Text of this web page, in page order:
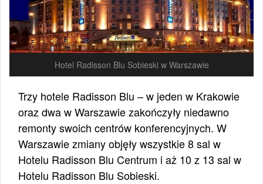
Hotel Radisson Blu Sobieski w Warszawie
Trzy hotele Radisson Blu – w jeden w Krakowie
oraz dwa w Warszawie zakończyły niedawno
remonty swoich centrów konferencyjnych. W
Warszawie zmiany objęły wszystkie 8 sal w
Hotelu Radisson Blu Centrum i aż 10 z 13 sal w
Hotelu Radisson Blu Sobieski.